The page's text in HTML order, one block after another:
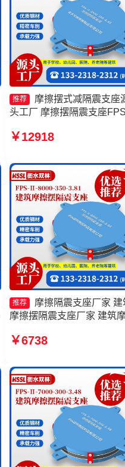
推荐
摩擦摆式减隔震支座
头工厂 摩擦摆隔震支座
擦摆隔震支座生产厂家 摩
￥12918
推荐
摩擦隔震支座厂家 建
摩擦摆隔震支座厂家 建筑
震支座FPSII-5000-300-
￥6738